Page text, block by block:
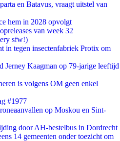
en Batavus, vraagt uitstel van
hem in 2028 opvolgt
van week 32
sfw!)
in tegen insectenfabriek Protix om
Jerney Kaagman op 79-jarige leeftijd
is volgens OM geen enkel
#1977
op Moskou en Sint-
door AH-bestelbus in Dordrecht
14 gemeenten onder toezicht om